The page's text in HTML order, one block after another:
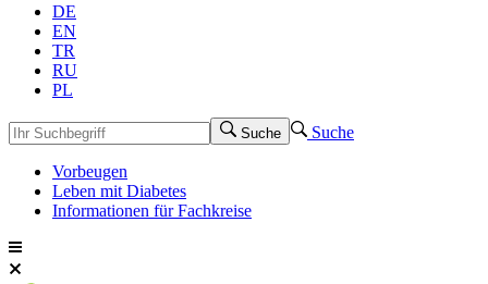
DE
EN
TR
RU
PL
Suche Suche
Vorbeugen
Leben mit Diabetes
Informationen für Fachkreise